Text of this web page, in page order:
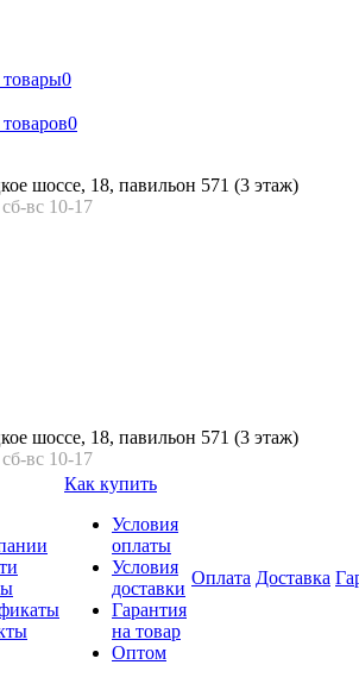
0
0
шоссе, 18, павильон 571 (3 этаж)
вс 10-17
шоссе, 18, павильон 571 (3 этаж)
вс 10-17
Как купить
Условия
оплаты
Условия
доставки
Гарантия
на товар
Оптом
Оплата Доставка